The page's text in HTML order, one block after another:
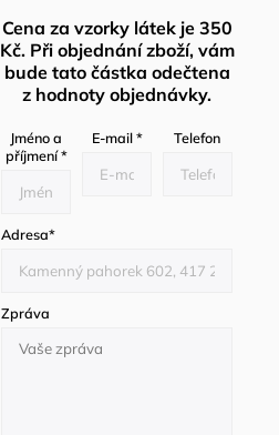
Cena za vzorky látek je 350
Kč. Při objednání zboží, vám
bude tato částka odečtena
z hodnoty objednávky.
Jméno a
příjmení*
E-mail* Telefon
Adresa*
Zpráva